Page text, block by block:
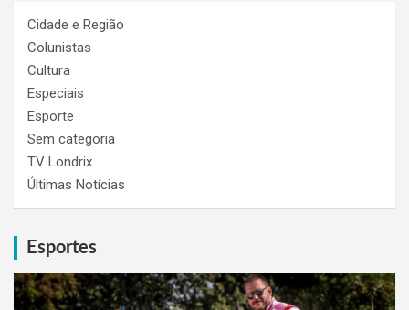
Cidade e Região
Colunistas
Cultura
Especiais
Esporte
Sem categoria
TV Londrix
Últimas Notícias
Esportes